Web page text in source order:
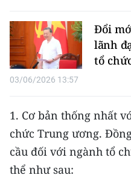
Media Thế giới
Media Thể thao
Media Y tế
Media Khoa học - Công
Media Môi trường
Đổi
lãnh
tổ
03/06/2026 13:57
1. Cơ bản thống nhất
chức Trung ương.
cầu đối với ngành tổ
thể như sau: